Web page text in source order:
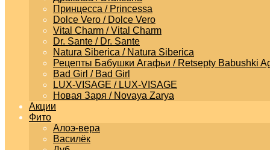
Принцесса / Princessa
Dolce Vero / Dolce Vero
Vital Charm / Vital Charm
Dr. Sante / Dr. Sante
Natura Siberica / Natura Siberica
Рецепты Бабушки Агафьи / Retsepty Babushki
Bad Girl / Bad Girl
LUX-VISAGE / LUX-VISAGE
Новая Заря / Novaya Zarya
Акции
Фито
Алоэ-вера
Василёк